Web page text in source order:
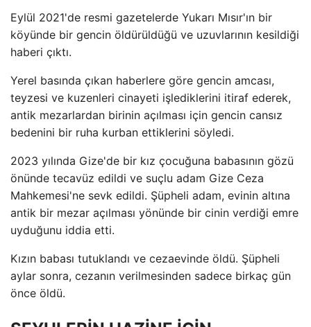
Eylül 2021'de resmi gazetelerde Yukarı Mısır'ın bir
köyünde bir gencin öldürüldüğü ve uzuvlarının kesildiği
haberi çıktı.
Yerel basında çıkan haberlere göre gencin amcası,
teyzesi ve kuzenleri cinayeti işlediklerini itiraf ederek,
antik mezarlardan birinin açılması için gencin cansız
bedenini bir ruha kurban ettiklerini söyledi.
2023 yılında Gize'de bir kız çocuğuna babasının gözü
önünde tecavüz edildi ve suçlu adam Gize Ceza
Mahkemesi'ne sevk edildi. Şüpheli adam, evinin altına
antik bir mezar açılması yönünde bir cinin verdiği emre
uyduğunu iddia etti.
Kızın babası tutuklandı ve cezaevinde öldü. Şüpheli
aylar sonra, cezanın verilmesinden sadece birkaç gün
önce öldü.